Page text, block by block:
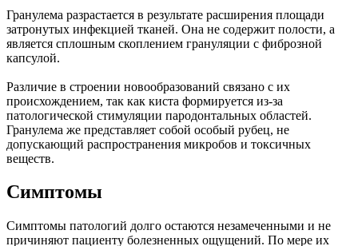
Гранулема разрастается в результате расширения площади
затронутых инфекцией тканей. Она не содержит полости, а
является сплошным скоплением грануляции с фиброзной
капсулой.
Различие в строении новообразований связано с их
происхождением, так как киста формируется из-за
патологической стимуляции пародонтальных областей.
Гранулема же представляет собой особый рубец, не
допускающий распространения микробов и токсичных
веществ.
Симптомы
Симптомы патологий долго остаются незамеченными и не
причиняют пациенту болезненных ощущений. По мере их